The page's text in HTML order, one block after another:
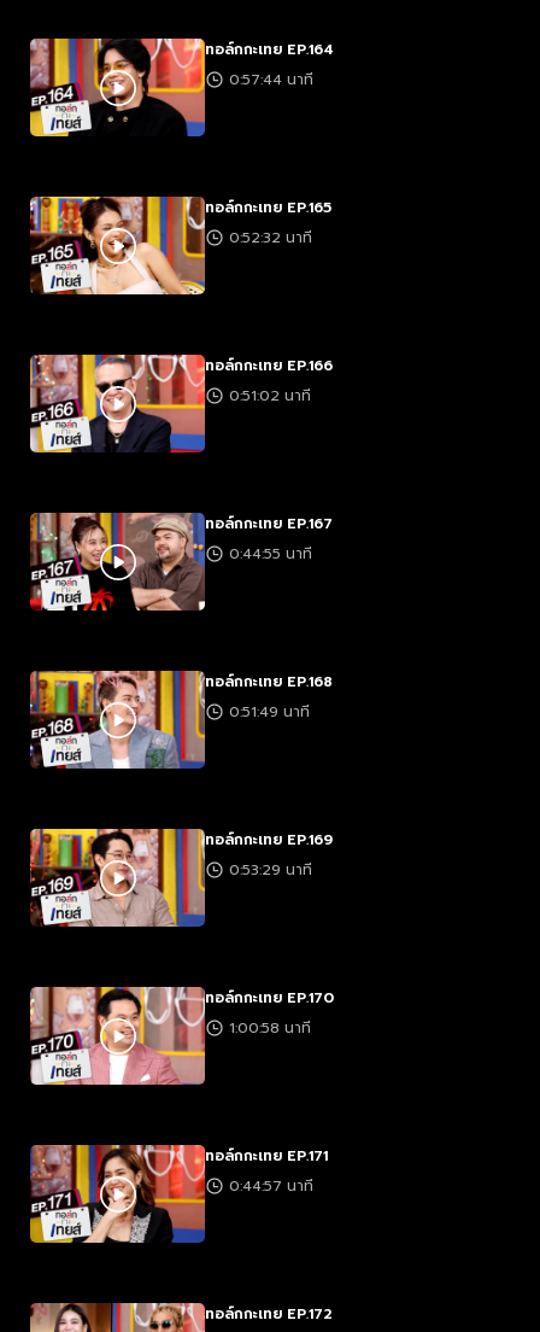
ทอล์กกะเทย EP.164
0:57:44 นาที
ทอล์กกะเทย EP.165
0:52:32 นาที
ทอล์กกะเทย EP.166
0:51:02 นาที
ทอล์กกะเทย EP.167
0:44:55 นาที
ทอล์กกะเทย EP.168
0:51:49 นาที
ทอล์กกะเทย EP.169
0:53:29 นาที
ทอล์กกะเทย EP.170
1:00:58 นาที
ทอล์กกะเทย EP.171
0:44:57 นาที
ทอล์กกะเทย EP.172